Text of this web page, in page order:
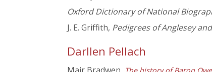
Oxford Dictionary of National
J. E. Griffith, Pedigrees of Anglesey
Darllen Pellach